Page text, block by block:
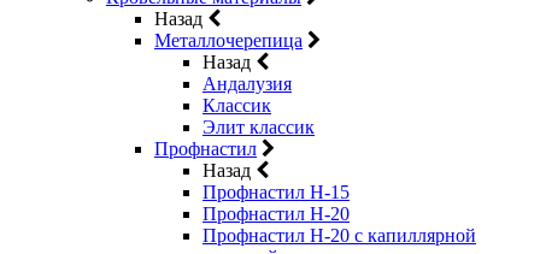
Назад
Металлочерепица
Назад
Андалузия
Классик
Элит классик
Профнастил
Назад
Профнастил Н-15
Профнастил Н-20
Профнастил Н-20 с капиллярной